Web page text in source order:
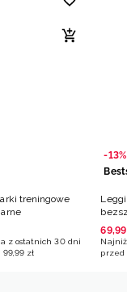
treningowe
z ostatnich 30 dni
99,99 zł
-13%
69,99
przed